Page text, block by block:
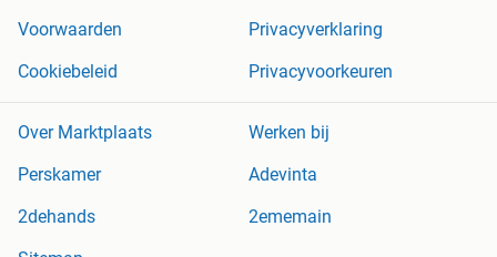
Voorwaarden
Privacyverklaring
Cookiebeleid
Privacyvoorkeuren
Over Marktplaats
Werken bij
Perskamer
Adevinta
2dehands
2ememain